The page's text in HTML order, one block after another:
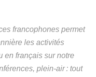
francophones permet
les activités
en français sur notre
plein-air : tout